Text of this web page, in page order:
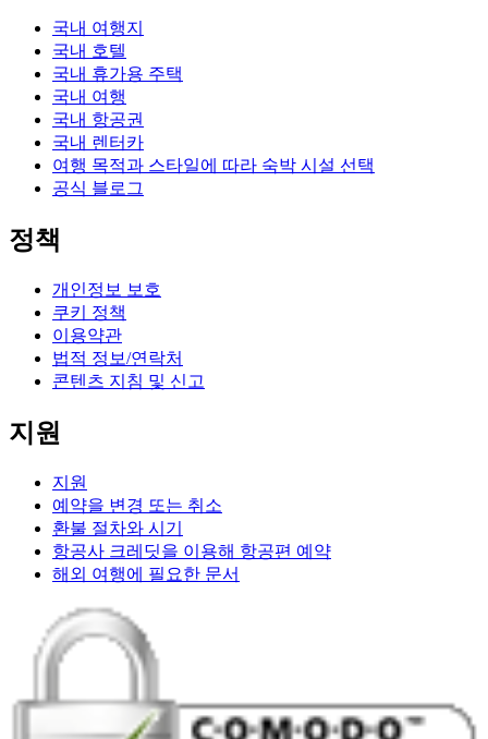
국내 여행지
국내 호텔
국내 휴가용 주택
국내 여행
국내 항공권
국내 렌터카
여행 목적과 스타일에 따라 숙박 시설 선택
공식 블로그
정책
개인정보 보호
쿠키 정책
이용약관
법적 정보/연락처
콘텐츠 지침 및 신고
지원
지원
예약을 변경 또는 취소
환불 절차와 시기
항공사 크레딧을 이용해 항공편 예약
해외 여행에 필요한 문서